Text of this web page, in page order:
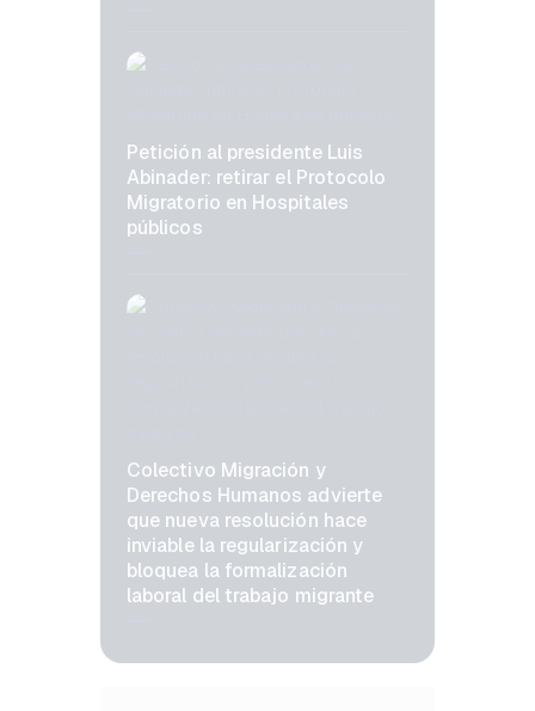
Petición al presidente Luis
Abinader: retirar el Protocolo
Migratorio en Hospitales
públicos
Colectivo Migración y
Derechos Humanos advierte
que nueva resolución hace
inviable la regularización y
bloquea la formalización
laboral del trabajo migrante